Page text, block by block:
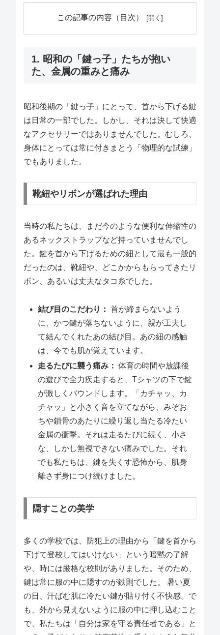
この記事の内容（目次）
1. 昭和の「鍵っ子」たちが抱い
た、金属の重みと痛み
昭和後期の「鍵っ子」にとって、首から下げる鍵
は日常の一部でした。しかし、それは決して快適
なアクセサリーではありませんでした。むしろ、
身体にとっては常に付きまとう「物理的な試練」
でもありました。
靴紐やリボンが選ばれた理由
当時の私たちは、まだ今のような便利な伸縮性の
あるネックストラップなど持っていませんでし
た。鍵を首から下げるための紐として最も一般的
だったのは、靴紐や、どこかからもらってきたリ
ボン、あるいは丈夫なタコ糸でした。
結び目のこだわり： 首が締まらないよう
に、かつ鍵が落ちないように、親が工夫し
て結んでくれたあの結び目。あの紐の感触
は、今でも肌が覚えています。
走るたびに襲う痛み： 体育の時間や放課後
の遊びで全力疾走すると、Tシャツの下で鍵
が激しくバウンドします。「カチャッ、カ
チャッ」と小さく音を立てながら、みぞお
ちや鎖骨のあたりに繰り返し当たる冷たい
金属の衝撃。それは走るたびに続く、小さ
な、しかし無視できない痛みでした。それ
でも私たちは、鍵を失くす恐怖から、肌身
離さず身につけ続けました。
隠すことの美学
多くの学校では、防犯上の理由から「鍵を首から
下げて登校してはいけない」という暗黙の了解
や、時には厳格な校則がありました。そのため、
鍵は常に服の中に隠すのが鉄則でした。 暑い夏
の日、汗ばむ肌に冷たい鍵が貼り付く不快感。で
も、外から見えないように服の中に押し込むこと
で、私たちは「自分は家を守る責任者である」と